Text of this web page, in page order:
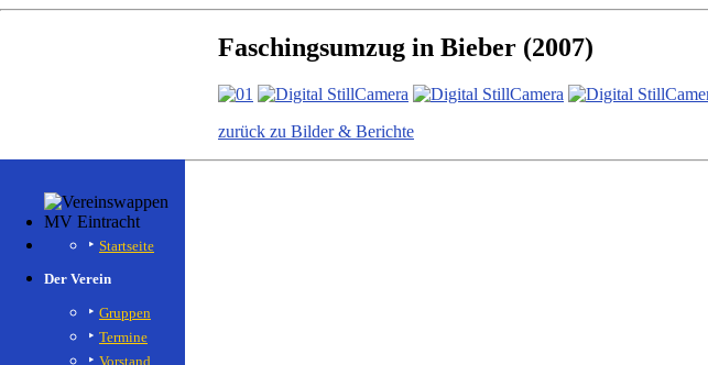
Faschingsumzug in Bieber (2007)
zurück zu Bilder & Berichte
Startseite
Der Verein
Gruppen
Termine
Vorstand